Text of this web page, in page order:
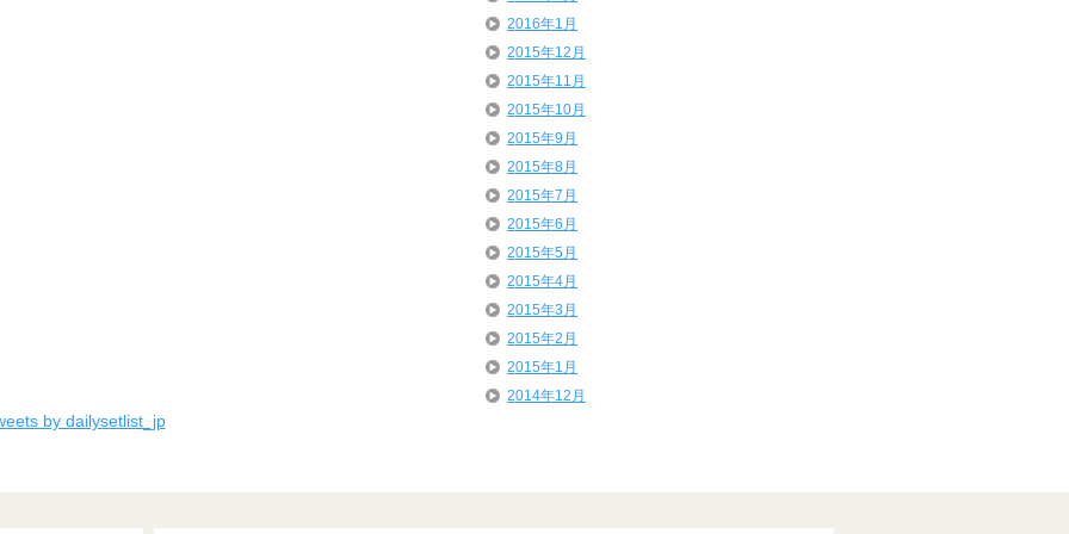
by dailysetlist_jp
2016年1月
2015年12月
2015年11月
2015年10月
2015年9月
2015年8月
2015年7月
2015年6月
2015年5月
2015年4月
2015年3月
2015年2月
2015年1月
2014年12月